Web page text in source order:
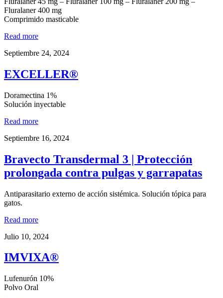
Fluralaner 400 mg
Comprimido masticable
Read more
Septiembre 24, 2024
EXCELLER®
Doramectina 1%
Solución inyectable
Read more
Septiembre 16, 2024
Bravecto Transdermal 3 | Protección
prolongada contra pulgas y garrapatas
Antiparasitario externo de acción sistémica. Solución tópica para
gatos.
Read more
Julio 10, 2024
IMVIXA®
Lufenurón 10%
Polvo Oral